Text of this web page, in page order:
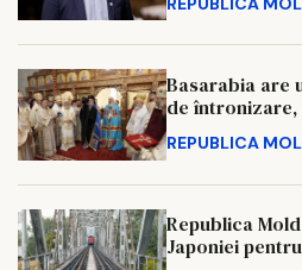
Basarabia are
de întronizare,
REPUBLICA
Republica
Japoniei